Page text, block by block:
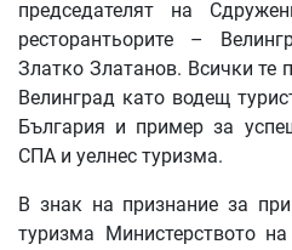
председателят на
ресторантьорите –
Златко Златанов. Всички те
Велинград като водещ
България и пример за
СПА и уелнес туризма.
В знак на признание за
туризма Министерството